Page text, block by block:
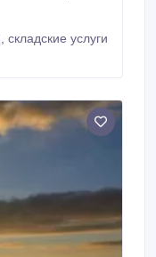
машин
ставок -
услуги